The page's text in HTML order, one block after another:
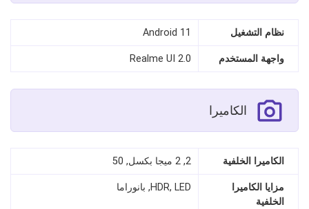
نظام التشغيل Android 11
واجهة المستخدم Realme UI 2.0
الكاميرا
الكاميرا الخلفية 2, 2 ميجا بكسل, 50
مزايا الكاميرا
الخلفية
HDR, LED, بانوراما